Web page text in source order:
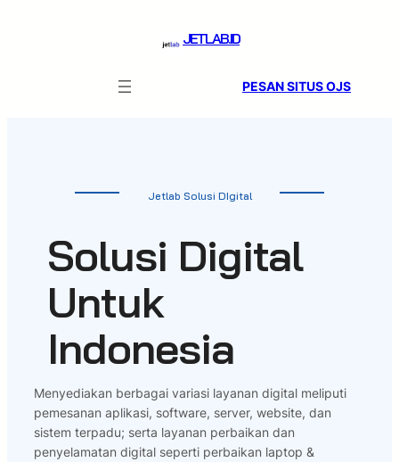
JETLAB.ID
PESAN SITUS OJS
Jetlab Solusi DIgital
Solusi Digital
Untuk
Indonesia
Menyediakan berbagai variasi layanan digital meliputi
pemesanan aplikasi, software, server, website, dan
sistem terpadu; serta layanan perbaikan dan
penyelamatan digital seperti perbaikan laptop &